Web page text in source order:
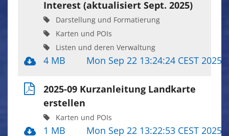
Interest (aktualisiert Sept. 2025)
Darstellung und Formatierung
Karten und POIs
Listen und deren Verwaltung
4 MB Mon Sep 22 13:24:24 CEST 2025
2025-09 Kurzanleitung Landkarte
erstellen
Karten und POIs
1 MB Mon Sep 22 13:22:53 CEST 2025